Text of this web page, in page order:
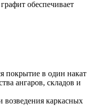
обеспечивает
покрытие в один накат
ангаров, складов и
возведения каркасных